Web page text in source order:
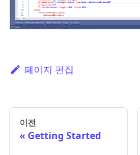
페이지 편집
이전
Getting Started